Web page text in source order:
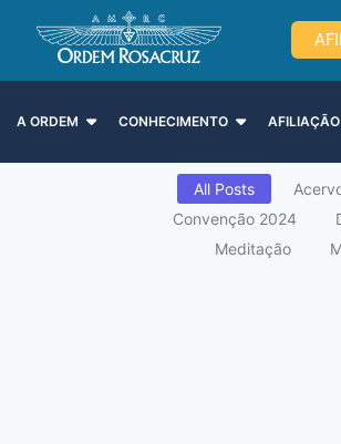
A ORDEM CONHECIMENTO AFILIAÇÃO
All Posts
Convenção 2024
Meditação